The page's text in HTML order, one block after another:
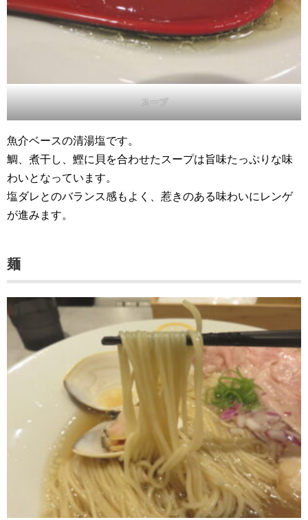
スープ
魚介ベースの清湯塩です。
鯛、煮干し、鰹に貝を合わせたスープは旨味たっぷりな味
わいとなっています。
塩ダレとのバランス感もよく、惹きのある味わいにレンゲ
が進みます。
麺